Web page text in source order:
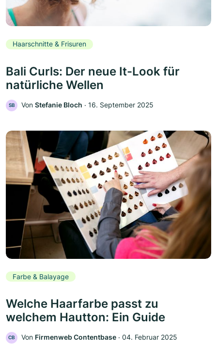
Haarschnitte & Frisuren
Bali Curls: Der neue It-Look für
natürliche Wellen
SB Von Stefanie Bloch ‧ 16. September 2025
Farbe & Balayage
Welche Haarfarbe passt zu
welchem Hautton: Ein Guide
CB Von Firmenweb Contentbase ‧ 04. Februar 2025